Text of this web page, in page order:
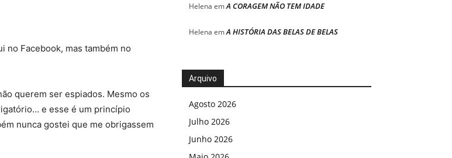
no Facebook, mas também no
querem ser espiados. Mesmo os
e esse é um princípio
nunca gostei que me obrigassem
Helena emA CORAGEM NÃO TEM IDADE
Helena emA HISTÓRIA DAS BELAS DE BELAS
Arquivo
Agosto 2026
Julho 2026
Junho 2026